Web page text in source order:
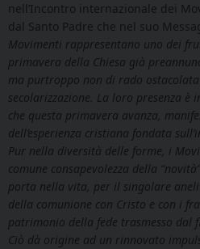
nell’Incontro internazionale dei
dal Santo Padre che nel suo
Movimenti rappresentano uno dei
primavera della Chiesa già
ma purtroppo non di rado
secolarizzazione. La loro presenza è
che questa primavera avanza,
dell’esperienza cristiana fondata
Pur nella diversità delle forme, i
comune consapevolezza della
porta nella vita, per il singolare
della comunione con Cristo e con i
patrimonio della fede trasmesso dal
Ciò dà origine ad un rinnovato